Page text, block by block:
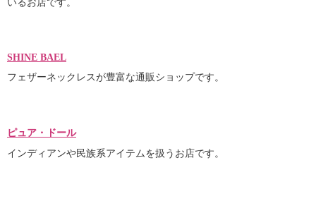
SHINE BAEL
フェザーネックレスが豊富な通販ショップです。
ピュア・ドール
インディアンや民族系アイテムを扱うお店です。